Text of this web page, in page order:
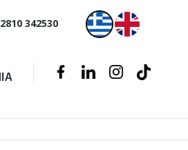
342530
FacebookLinkedinInstagram
Tiktok